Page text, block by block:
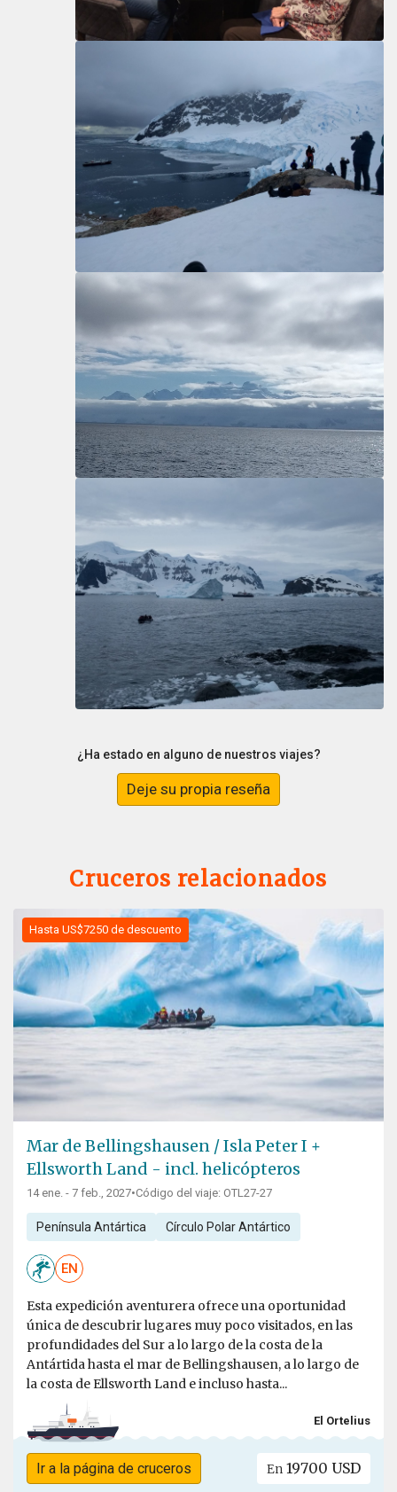
¿Ha estado en alguno de nuestros viajes?
Deje su propia reseña
Cruceros relacionados
Hasta US$7250 de descuento
Mar de Bellingshausen / Isla Peter I +
Ellsworth Land - incl. helicópteros
14 ene. - 7 feb., 2027•Código del viaje: OTL27-27
Península Antártica Círculo Polar Antártico
EN
Esta expedición aventurera ofrece una oportunidad
única de descubrir lugares muy poco visitados, en las
profundidades del Sur a lo largo de la costa de la
Antártida hasta el mar de Bellingshausen, a lo largo de
la costa de Ellsworth Land e incluso hasta...
El Ortelius
Ir a la página de cruceros En 19700 USD